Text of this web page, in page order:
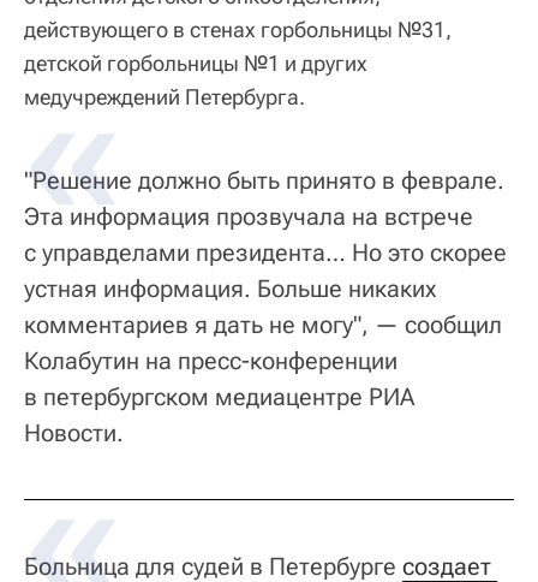
действующего в стенах горбольницы №31,
детской горбольницы №1 и других
медучреждений Петербурга.
"Решение должно быть принято в феврале.
Эта информация прозвучала на встрече
с управделами президента… Но это скорее
устная информация. Больше никаких
комментариев я дать не могу", — сообщил
Колабутин на пресс-конференции
в петербургском медиацентре РИА
Новости.
Больница для судей в Петербурге создает